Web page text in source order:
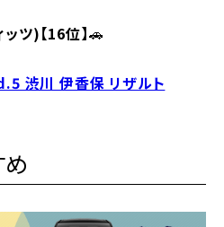
ツ)【16位】🚗
渋川 伊香保 リザルト